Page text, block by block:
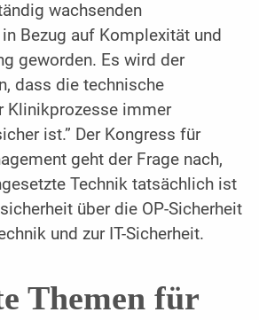
wachsenden
Bezug auf Komplexität und
geworden. Es wird der
dass die technische
Klinikprozesse immer
ist.” Der Kongress für
geht der Frage nach,
Technik tatsächlich ist
über die OP-Sicherheit
und zur IT-Sicherheit.
Themen für